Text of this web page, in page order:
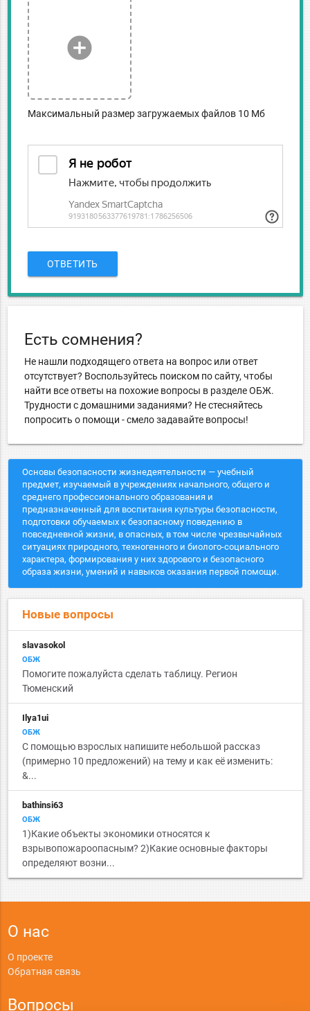
add_circle
Максимальный размер загружаемых файлов 10 Мб
ОТВЕТИТЬ
Есть сомнения?
Не нашли подходящего ответа на вопрос или ответ
отсутствует? Воспользуйтесь поиском по сайту, чтобы
найти все ответы на похожие вопросы в разделе ОБЖ.
Трудности с домашними заданиями? Не стесняйтесь
попросить о помощи - смело задавайте вопросы!
Основы безопасности жизнедеятельности — учебный
предмет, изучаемый в учреждениях начального, общего и
среднего профессионального образования и
предназначенный для воспитания культуры безопасности,
подготовки обучаемых к безопасному поведению в
повседневной жизни, в опасных, в том числе чрезвычайных
ситуациях природного, техногенного и биолого-социального
характера, формирования у них здорового и безопасного
образа жизни, умений и навыков оказания первой помощи.
Новые вопросы
slavasokol
ОБЖ
Помогите пожалуйста сделать таблицу. Регион
Тюменский
Ilya1ui
ОБЖ
С помощью взрослых напишите небольшой рассказ
(примерно 10 предложений) на тему и как её изменить:
&...
bathinsi63
ОБЖ
1)Какие объекты экономики относятся к
взрывопожароопасным? 2)Какие основные факторы
определяют возни...
О нас
О проекте
Обратная связь
Вопросы